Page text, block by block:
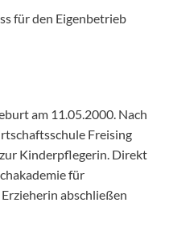
für den Eigenbetrieb
am 11.05.2000. Nach
Freising
Kinderpflegerin. Direkt
für
abschließen